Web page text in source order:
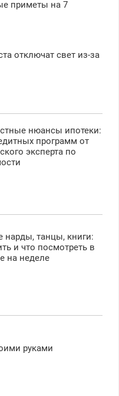
приметы на 7
отключат свет из-за
нюансы ипотеки:
программ от
эксперта по
нарды, танцы, книги:
и что посмотреть в
на неделе
руками